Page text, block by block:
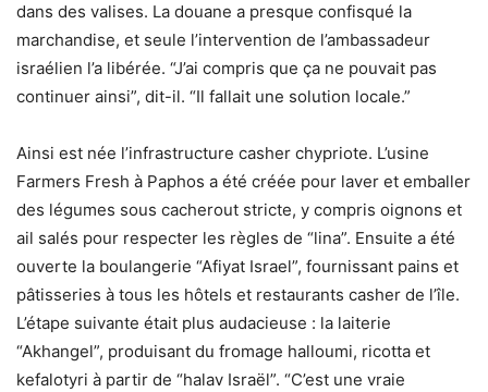
dans des valises. La douane a presque confisqué la
marchandise, et seule l’intervention de l’ambassadeur
israélien l’a libérée. “J’ai compris que ça ne pouvait pas
continuer ainsi”, dit-il. “Il fallait une solution locale.”
Ainsi est née l’infrastructure casher chypriote. L’usine
Farmers Fresh à Paphos a été créée pour laver et emballer
des légumes sous cacherout stricte, y compris oignons et
ail salés pour respecter les règles de “lina”. Ensuite a été
ouverte la boulangerie “Afiyat Israel”, fournissant pains et
pâtisseries à tous les hôtels et restaurants casher de l’île.
L’étape suivante était plus audacieuse : la laiterie
“Akhangel”, produisant du fromage halloumi, ricotta et
kefalotyri à partir de “halav Israël”. “C’est une vraie